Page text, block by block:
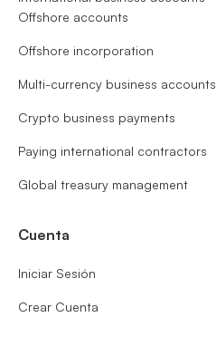
Offshore accounts
Offshore incorporation
Multi-currency business accounts
Crypto business payments
Paying international contractors
Global treasury management
Cuenta
Iniciar Sesión
Crear Cuenta